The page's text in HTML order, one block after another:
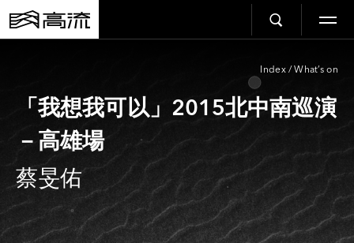
Index / What’s on
「我想我可以」2015北中南巡演
－高雄場
蔡旻佑